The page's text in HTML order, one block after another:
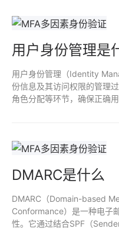
用户身份管理是
用户身份管理（Identity
份信息及其访问权限的管理
角色分配等环节，确保正确
DMARC是什么
DMARC（Domain-based
Conformance）是一种电子
性。它通过结合SPF（